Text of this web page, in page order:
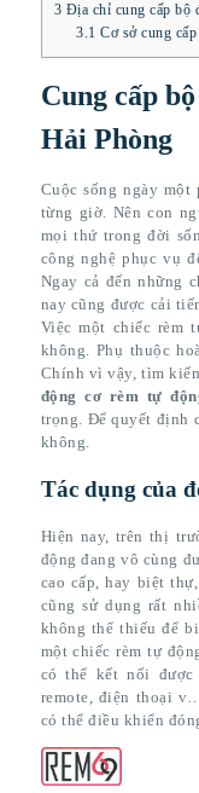
3 Địa chỉ cung cấp bộ
3.1 Cơ sở cung
Cung cấp
Hải Phòng
Cuộc sống ngày
từng giờ. Nên con
mọi thứ trong đời
công nghệ phục vụ
Ngay cả đến những
nay cũng được cải
Việc một chiếc rèm
không. Phụ thuộc
Chính vì vậy, tìm
động cơ rèm tự
trọng. Để quyết định
không.
Tác dụng của
Hiện nay, trên thị
động đang vô cùng
cao cấp, hay biệt
cũng sử dụng rất
không thể thiếu để
một chiếc rèm tự
có thể kết nối
remote, điện thoại
có thể điều khiển